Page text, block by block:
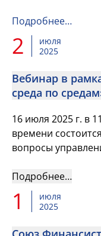
Подробнее…
2
июля
2025
Вебинар в
среда по
16 июля 2025 г. в
времени
вопросы
Подробнее…
1
июля
2025